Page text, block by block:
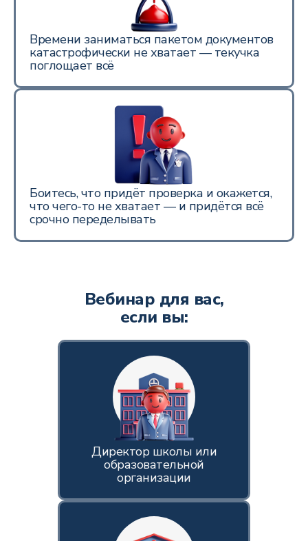
Времени заниматься пакетом документов
катастрофически не хватает — текучка
поглощает всё
Боитесь, что придёт проверка и окажется,
что чего-то не хватает — и придётся всё
срочно переделывать
Вебинар для вас,
если вы:
Директор школы или
образовательной
организации